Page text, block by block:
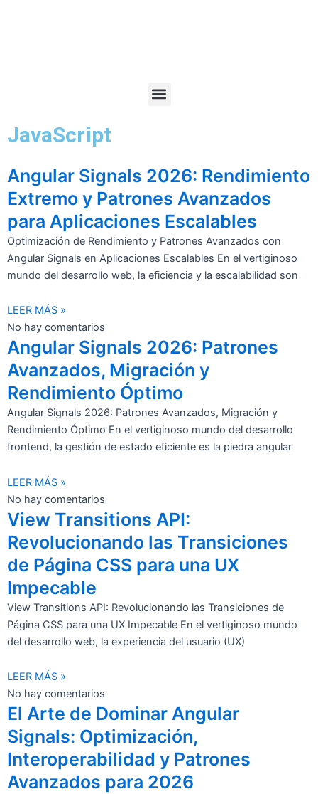
JavaScript
Angular Signals 2026: Rendimiento
Extremo y Patrones Avanzados
para Aplicaciones Escalables
Optimización de Rendimiento y Patrones Avanzados con
Angular Signals en Aplicaciones Escalables En el vertiginoso
mundo del desarrollo web, la eficiencia y la escalabilidad son
LEER MÁS »
No hay comentarios
Angular Signals 2026: Patrones
Avanzados, Migración y
Rendimiento Óptimo
Angular Signals 2026: Patrones Avanzados, Migración y
Rendimiento Óptimo En el vertiginoso mundo del desarrollo
frontend, la gestión de estado eficiente es la piedra angular
LEER MÁS »
No hay comentarios
View Transitions API:
Revolucionando las Transiciones
de Página CSS para una UX
Impecable
View Transitions API: Revolucionando las Transiciones de
Página CSS para una UX Impecable En el vertiginoso mundo
del desarrollo web, la experiencia del usuario (UX)
LEER MÁS »
No hay comentarios
El Arte de Dominar Angular
Signals: Optimización,
Interoperabilidad y Patrones
Avanzados para 2026